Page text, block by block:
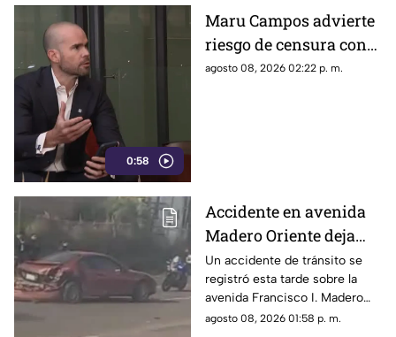
0:58
Maru Campos advierte
riesgo de censura con
nuevos lineamientos
agosto 08, 2026 02:22 p. m.
Accidente en avenida
Madero Oriente deja
daños materiales en
Morelia
Un accidente de tránsito se
registró esta tarde sobre la
avenida Francisco I. Madero
Oriente, en Morelia, a la altura
agosto 08, 2026 01:58 p. m.